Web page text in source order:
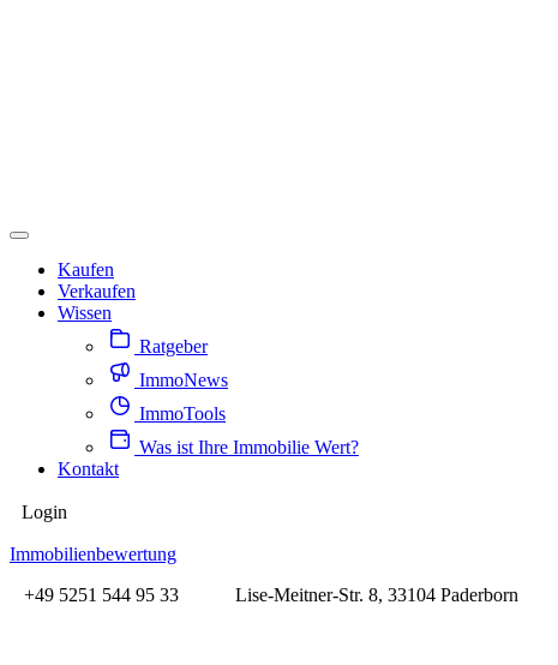
Kaufen
Verkaufen
Wissen
Ratgeber
ImmoNews
ImmoTools
Was ist Ihre Immobilie Wert?
Kontakt
Login
Immobilienbewertung
+49 5251 544 95 33
Lise-Meitner-Str. 8, 33104 Paderborn